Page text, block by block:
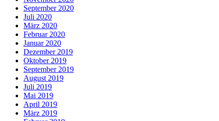
September 2020
Juli 2020
März 2020
Februar 2020
Januar 2020
Dezember 2019
Oktober 2019
September 2019
August 2019
Juli 2019
Mai 2019
April 2019
März 2019